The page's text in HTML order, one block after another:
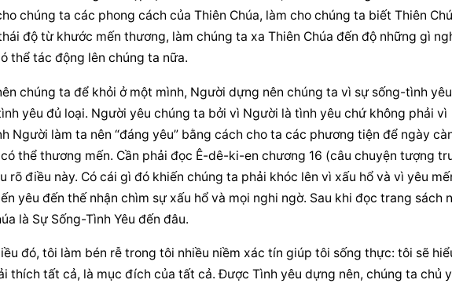
chúng ta các phong cách của Thiên Chúa, làm cho chúng ta biết Thiên
độ từ khước mến thương, làm chúng ta xa Thiên Chúa đến độ những gì
thể tác động lên chúng ta nữa.
chúng ta để khỏi ở một mình, Người dựng nên chúng ta vì sự sống-tình
yêu đủ loại. Người yêu chúng ta bởi vì Người là tình yêu chứ không phải vì
Người làm ta nên “đáng yêu” bằng cách cho ta các phương tiện để ngày
thể thương mến. Cần phải đọc Ê-dê-ki-en chương 16 (câu chuyện tượng
rõ điều này. Có cái gì đó khiến chúng ta phải khóc lên vì xấu hổ và vì yêu
yêu đến thế nhận chìm sự xấu hổ và mọi nghi ngờ. Sau khi đọc trang sách
là Sự Sống-Tình Yêu đến đâu.
đó, tôi làm bén rễ trong tôi nhiều niềm xác tín giúp tôi sống thực: tôi sẽ
thích tất cả, là mục đích của tất cả. Được Tình yêu dựng nên, chúng ta chủ